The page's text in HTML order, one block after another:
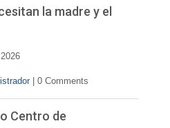
la madre y el
0 Comments
Centro de